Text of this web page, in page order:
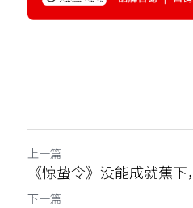
上一篇
《惊蛰令》没能成就蕉
下一篇